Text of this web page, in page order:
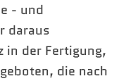
- und
daraus
in der Fertigung,
die nach